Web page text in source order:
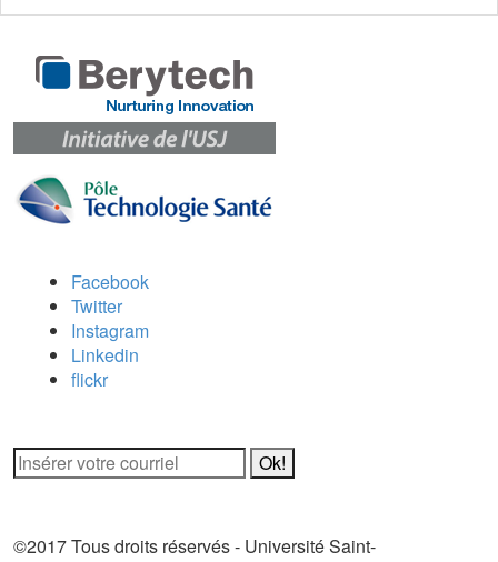
Facebook
Twitter
Instagram
Linkedin
flickr
©2017 Tous droits réservés - Université Saint-